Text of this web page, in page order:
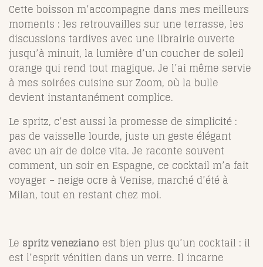
Cette boisson m’accompagne dans mes meilleurs
moments : les retrouvailles sur une terrasse, les
discussions tardives avec une librairie ouverte
jusqu’à minuit, la lumière d’un coucher de soleil
orange qui rend tout magique. Je l’ai même servie
à mes soirées cuisine sur Zoom, où la bulle
devient instantanément complice.
Le spritz, c’est aussi la promesse de simplicité :
pas de vaisselle lourde, juste un geste élégant
avec un air de dolce vita. Je raconte souvent
comment, un soir en Espagne, ce cocktail m’a fait
voyager – neige ocre à Venise, marché d’été à
Milan, tout en restant chez moi.
Le spritz veneziano est bien plus qu’un cocktail : il
est l’esprit vénitien dans un verre. Il incarne